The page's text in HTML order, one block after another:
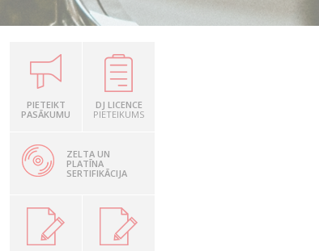
PIETEIKT
PASĀKUMU
DJ LICENCE
PIETEIKUMS
ZELTA UN
PLATĪNA
SERTIFIKĀCIJA